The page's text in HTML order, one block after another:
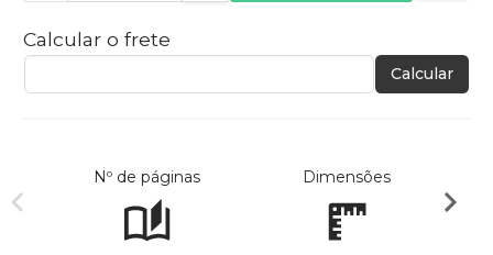
Calcular o frete
Calcular
Nº de páginas Dimensões